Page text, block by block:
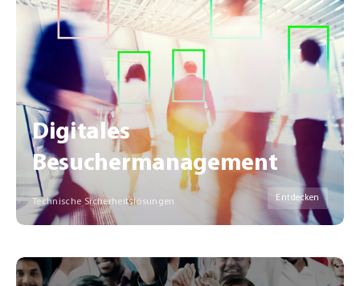
Digitales
Besuchermanagement
Technische Sicherheitslösungen Entdecken